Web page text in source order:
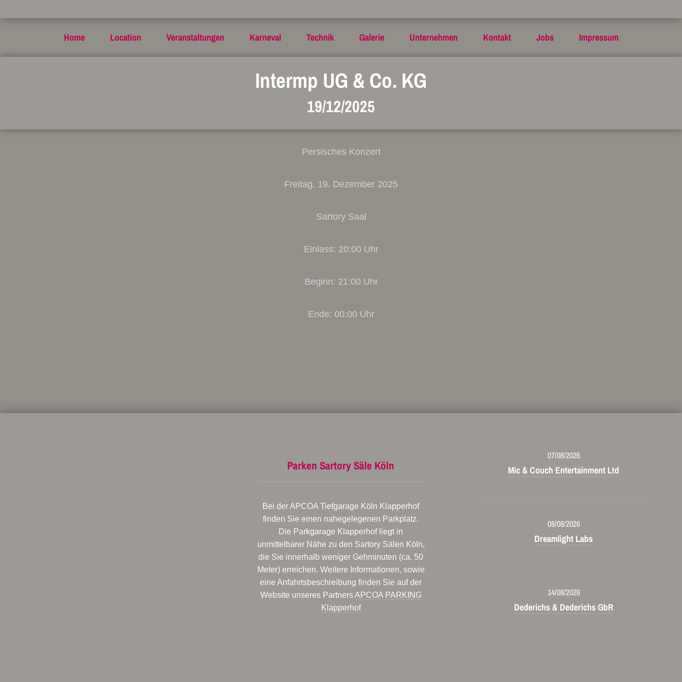
Home Location Veranstaltungen Karneval Technik Galerie Unternehmen Kontakt Jobs Impressum
Intermp UG & Co. KG
19/12/2025
Persisches Konzert
Freitag, 19. Dezember 2025
Sartory Saal
Einlass: 20:00 Uhr
Beginn: 21:00 Uhr
Ende: 00:00 Uhr
Parken Sartory Säle Köln
Bei der APCOA Tiefgarage Köln Klapperhof
finden Sie einen nahegelegenen Parkplatz.
Die Parkgarage Klapperhof liegt in
unmittelbarer Nähe zu den Sartory Sälen Köln,
die Sie innerhalb weniger Gehminuten (ca. 50
Meter) erreichen. Weitere Informationen, sowie
eine Anfahrtsbeschreibung finden Sie auf der
Website unseres PartnersAPCOA PARKING
Klapperhof
07/08/2026
Mic & Couch Entertainment Ltd
08/08/2026
Dreamlight Labs
14/08/2026
Dederichs & Dederichs GbR